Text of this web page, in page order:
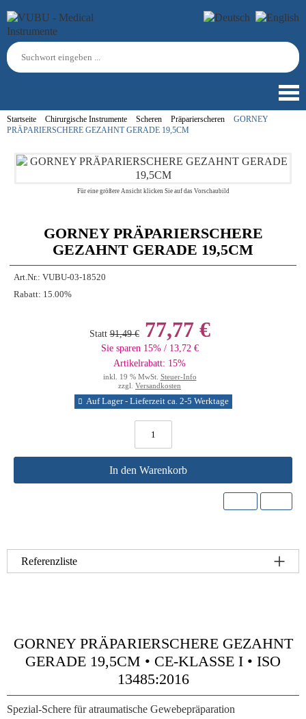
Startseite Chirurgische Instrumente Scheren Präparierscheren
GORNEY
PRÄPARIERSCHERE GEZAHNT GERADE 19,5CM
Für eine größere Ansicht klicken Sie auf das Vorschaubild
GORNEY PRÄPARIERSCHERE
GEZAHNT GERADE 19,5CM
Art.Nr.: VUBU-03-18520
Rabatt: 15.00%
Statt 91,49 €77,77 €
Sie sparen 15% / 13,72 €
Artikelrabatt: 15%
inkl. 19 % MwSt. Steuer-Info
zzgl. Versandkosten
Auf Lager - Lieferzeit ca. 2-5 Werktage
In den Warenkorb
Referenzliste
GORNEY PRÄPARIERSCHERE GEZAHNT
GERADE 19,5CM • CE-KLASSE I • ISO
13485:2016
Spezial-Schere für atraumatische Gewebepräparation